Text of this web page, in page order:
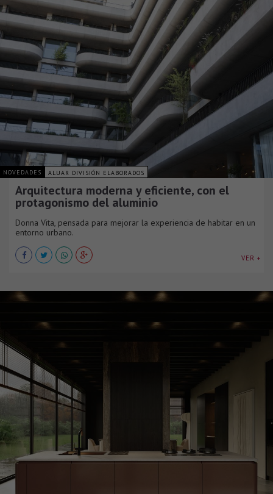
NOVEDADES ALUAR DIVISIÓN ELABORADOS
Arquitectura moderna y eficiente, con el
protagonismo del aluminio
Donna Vita, pensada para mejorar la experiencia de habitar en un
entorno urbano.
VER +